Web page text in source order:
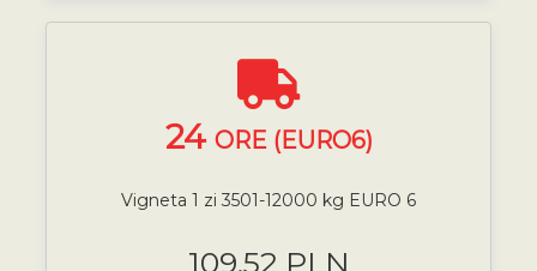
24 ORE (EURO6)
Vigneta 1 zi 3501-12000 kg EURO 6
109.52 PLN